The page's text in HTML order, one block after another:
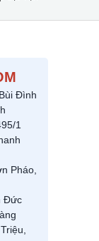
Đình
1
Pháo,
Đức